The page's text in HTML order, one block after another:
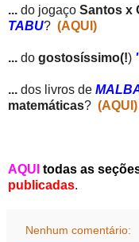
... do jogaço Santos x
TABU? (AQUI)
... do gostosíssimo(!)
... dos livros de
matemáticas? (AQUI)
AQU todas as
publicadas.
Nenhum comentário: